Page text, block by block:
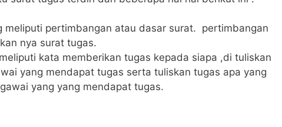
meliputi pertimbangan atau dasar surat. pertimbangan
nya surat tugas.
kata memberikan tugas kepada siapa ,di tuliskan
yang mendapat tugas serta tuliskan tugas apa yang
yang yang mendapat tugas.